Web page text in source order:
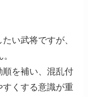
い武将ですが、
を補い、混乱付
くする意識が重